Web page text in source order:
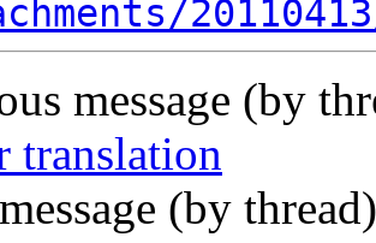
message (by
translation
(by